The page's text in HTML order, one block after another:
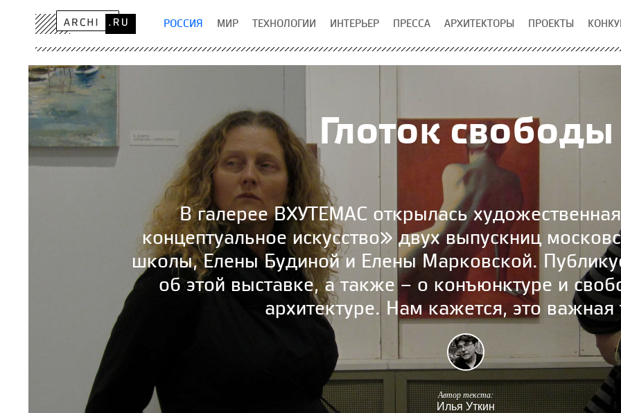
РОССИЯ МИР ТЕХНОЛОГИИ ИНТЕРЬЕР ПРЕССА АРХИТЕКТОРЫ ПРОЕКТЫ
Глоток свободы
В галерее ВХУТЕМАС открылась
концептуальное искусство» двух выпускниц
школы, Елены Будиной и Елены Марковской.
об этой выставке, а также – о конъюнктуре и
архитектуре. Нам кажется, это важная
Автор текста:
Илья Уткин